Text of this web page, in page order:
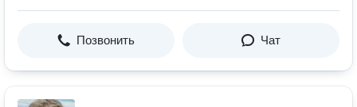
Позвонить Чат